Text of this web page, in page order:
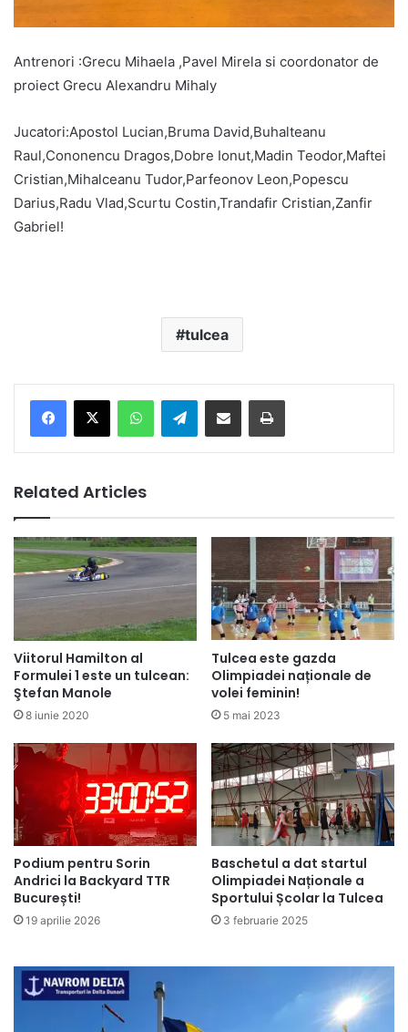
Antrenori :Grecu Mihaela ,Pavel Mirela si coordonator de
proiect Grecu Alexandru Mihaly
Jucatori:Apostol Lucian,Bruma David,Buhalteanu
Raul,Cononencu Dragos,Dobre Ionut,Madin Teodor,Maftei
Cristian,Mihalceanu Tudor,Parfeonov Leon,Popescu
Darius,Radu Vlad,Scurtu Costin,Trandafir Cristian,Zanfir
Gabriel!
tulcea
Telegram
Related Articles
Viitorul Hamilton al
Formulei 1 este un tulcean:
Ştefan Manole
8 iunie 2020
Tulcea este gazda
Olimpiadei naționale de
volei feminin!
5 mai 2023
Podium pentru Sorin
Andrici la Backyard TTR
București!
19 aprilie 2026
Baschetul a dat startul
Olimpiadei Naționale a
Sportului Școlar la Tulcea
3 februarie 2025